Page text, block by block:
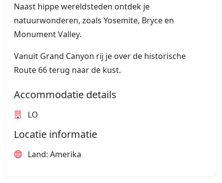
Naast hippe wereldsteden ontdek je
natuurwonderen, zoals Yosemite, Bryce en
Monument Valley.
Vanuit Grand Canyon rij je over de historische
Route 66 terug naar de kust.
Accommodatie details
LO
Locatie informatie
Land: Amerika